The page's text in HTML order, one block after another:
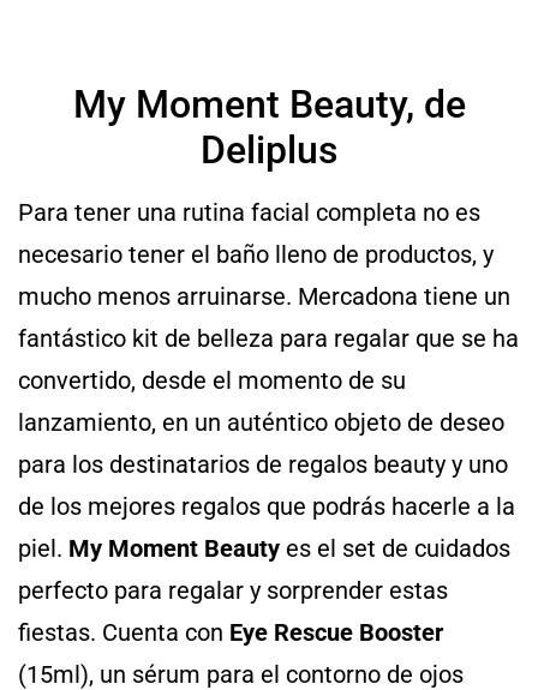
My Moment Beauty, de
Deliplus
Para tener una rutina facial completa no es
necesario tener el baño lleno de productos, y
mucho menos arruinarse. Mercadona tiene un
fantástico kit de belleza para regalar que se ha
convertido, desde el momento de su
lanzamiento, en un auténtico objeto de deseo
para los destinatarios de regalos beauty y uno
de los mejores regalos que podrás hacerle a la
piel. My Moment Beauty es el set de cuidados
perfecto para regalar y sorprender estas
fiestas. Cuenta con Eye Rescue Booster
(15ml), un sérum para el contorno de ojos